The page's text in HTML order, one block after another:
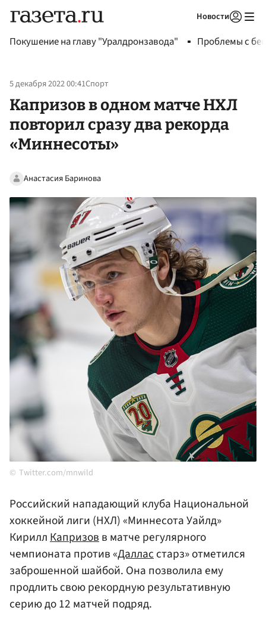
Новости
Покушение на главу "Уралдронзавода" Проблемы с
5 декабря 2022 00:41Спорт
Капризов в одном матче НХЛ
повторил сразу два рекорда
«Миннесоты»
Анастасия Баринова
Twitter.com/mnwild
Российский нападающий клуба Национальной
хоккейной лиги (НХЛ) «Миннесота Уайлд»
КириллКапризовв матче регулярного
чемпионата против «Далласстарз» отметился
заброшенной шайбой. Она позволила ему
продлить свою рекордную результативную
серию до 12 матчей подряд.